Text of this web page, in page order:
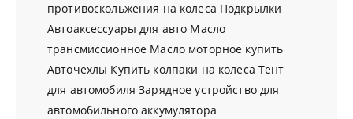
противоскольжения на колеса Подкрылки
Автоаксессуары для авто Масло
трансмиссионное Масло моторное купить
Авточехлы Купить колпаки на колеса Тент
для автомобиля Зарядное устройство для
автомобильного аккумулятора